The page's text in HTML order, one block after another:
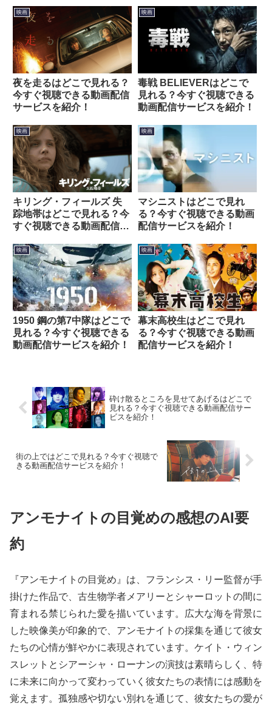
映画
夜を走るはどこで見れる？
今すぐ視聴できる動画配信
サービスを紹介！
映画
毒戦 BELIEVERはどこで
見れる？今すぐ視聴できる
動画配信サービスを紹介！
映画
キリング・フィールズ 失
踪地帯はどこで見れる？今
すぐ視聴できる動画配信サ
映画
マシニストはどこで見れ
る？今すぐ視聴できる動画
配信サービスを紹介！
映画
1950 鋼の第7中隊はどこで
見れる？今すぐ視聴できる
動画配信サービスを紹介！
映画
幕末高校生はどこで見れ
る？今すぐ視聴できる動画
配信サービスを紹介！
砕け散るところを見せてあげるはどこで
見れる？今すぐ視聴できる動画配信サー
ビスを紹介！
街の上ではどこで見れる？今すぐ視聴で
きる動画配信サービスを紹介！
アンモナイトの目覚めの感想のAI要
約
『アンモナイトの目覚め』は、フランシス・リー監督が手
掛けた作品で、古生物学者メアリーとシャーロットの間に
育まれる禁じられた愛を描いています。広大な海を背景に
した映像美が印象的で、アンモナイトの採集を通じて彼女
たちの心情が鮮やかに表現されています。ケイト・ウィン
スレットとシアーシャ・ローナンの演技は素晴らしく、特
に未来に向かって変わっていく彼女たちの表情には感動を
覚えます。孤独感や切ない別れを通じて、彼女たちの愛が